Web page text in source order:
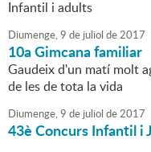
Infantil i adults
Diumenge,9 de juliol de2017
10a Gimcana familiar
Gaudeix d'un matí molt
de les de tota la vida
Diumenge,9 de juliol de2017
43è Concurs Infantil i